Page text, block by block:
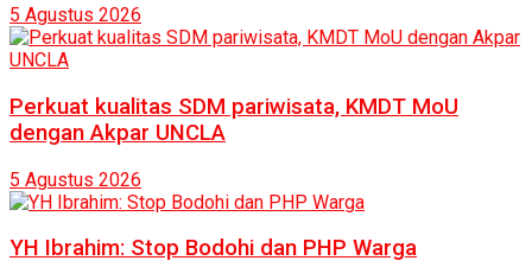
5 Agustus 2026
Perkuat kualitas SDM pariwisata, KMDT MoU
dengan Akpar UNCLA
5 Agustus 2026
YH Ibrahim: Stop Bodohi dan PHP Warga